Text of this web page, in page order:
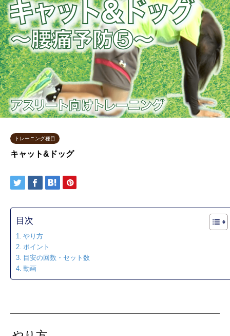
トレーニング種目
キャット&ドッグ
目次
やり方
ポイント
目安の回数・セット数
動画